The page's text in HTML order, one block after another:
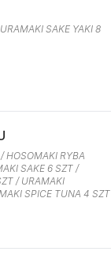
SAKE YAKI 8
HOSOMAKI RYBA
SAKE 6 SZT /
/ URAMAKI
SPICE TUNA 4 SZT